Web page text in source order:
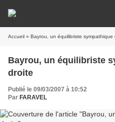
Accueil » Bayrou, un équilibriste sympathique
Bayrou, un équilibriste
droite
Publié le 09/03/2007 à 10:52
Par FARAVEL